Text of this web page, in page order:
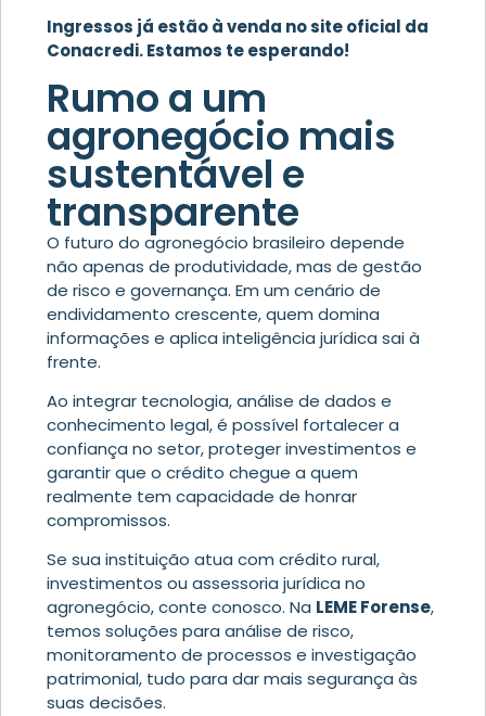
Ingressos já estão à venda no site oficial da
Conacredi. Estamos te esperando!
Rumo a um
agronegócio mais
sustentável e
transparente
O futuro do agronegócio brasileiro depende
não apenas de produtividade, mas de gestão
de risco e governança. Em um cenário de
endividamento crescente, quem domina
informações e aplica inteligência jurídica sai à
frente.
Ao integrar tecnologia, análise de dados e
conhecimento legal, é possível fortalecer a
confiança no setor, proteger investimentos e
garantir que o crédito chegue a quem
realmente tem capacidade de honrar
compromissos.
Se sua instituição atua com crédito rural,
investimentos ou assessoria jurídica no
agronegócio, conte conosco. Na LEME Forense,
temos soluções para análise de risco,
monitoramento de processos e investigação
patrimonial, tudo para dar mais segurança às
suas decisões.